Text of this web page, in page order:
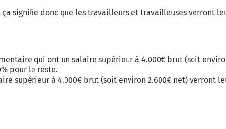
signifie donc que les travailleurs et travailleuses verront
qui ont un salaire supérieur à 4.000€ brut (soit
pour le reste.
supérieur à 4.000€ brut (soit environ 2.600€ net) verront